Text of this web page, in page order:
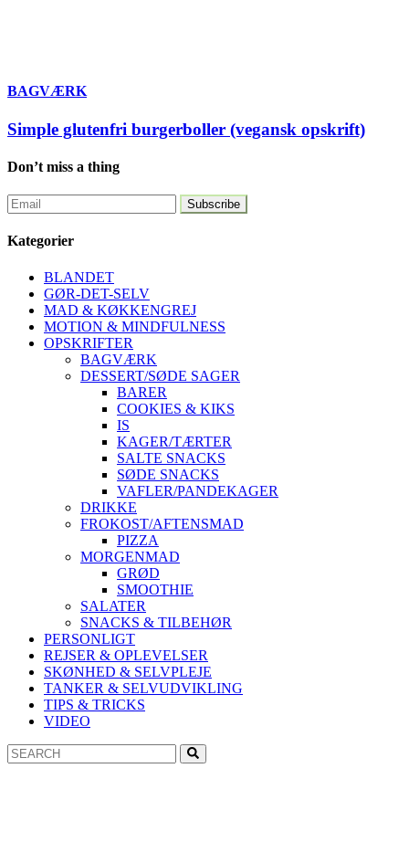
BAGVÆRK
Simple glutenfri burgerboller (vegansk opskrift)
Don’t miss a thing
Kategorier
BLANDET
GØR-DET-SELV
MAD & KØKKENGREJ
MOTION & MINDFULNESS
OPSKRIFTER
BAGVÆRK
DESSERT/SØDE SAGER
BARER
COOKIES & KIKS
IS
KAGER/TÆRTER
SALTE SNACKS
SØDE SNACKS
VAFLER/PANDEKAGER
DRIKKE
FROKOST/AFTENSMAD
PIZZA
MORGENMAD
GRØD
SMOOTHIE
SALATER
SNACKS & TILBEHØR
PERSONLIGT
REJSER & OPLEVELSER
SKØNHED & SELVPLEJE
TANKER & SELVUDVIKLING
TIPS & TRICKS
VIDEO
Search
for: